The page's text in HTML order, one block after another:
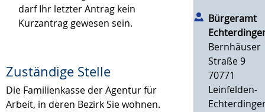
darf Ihr letzter Antrag kein
Kurzantrag gewesen sein.
Zuständige Stelle
Die Familienkasse der Agentur für
Arbeit, in deren Bezirk Sie wohnen.
Bürgeramt
Bernhäuser
Straße 9
70771
Leinfelden-